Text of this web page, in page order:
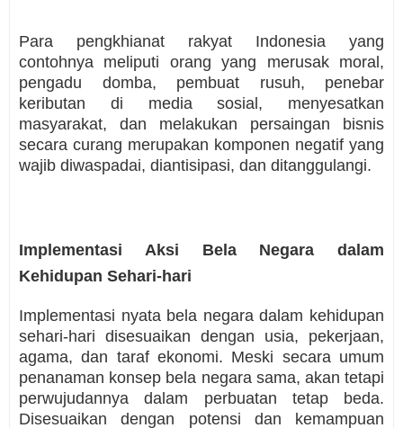
Para pengkhianat rakyat Indonesia yang
contohnya meliputi orang yang merusak moral,
pengadu domba, pembuat rusuh, penebar
keributan di media sosial, menyesatkan
masyarakat, dan melakukan persaingan bisnis
secara curang merupakan komponen negatif yang
wajib diwaspadai, diantisipasi, dan ditanggulangi.
Implementasi Aksi Bela Negara dalam
Kehidupan Sehari-hari
Implementasi nyata bela negara dalam kehidupan
sehari-hari disesuaikan dengan usia, pekerjaan,
agama, dan taraf ekonomi. Meski secara umum
penanaman konsep bela negara sama, akan tetapi
perwujudannya dalam perbuatan tetap beda.
Disesuaikan dengan potensi dan kemampuan